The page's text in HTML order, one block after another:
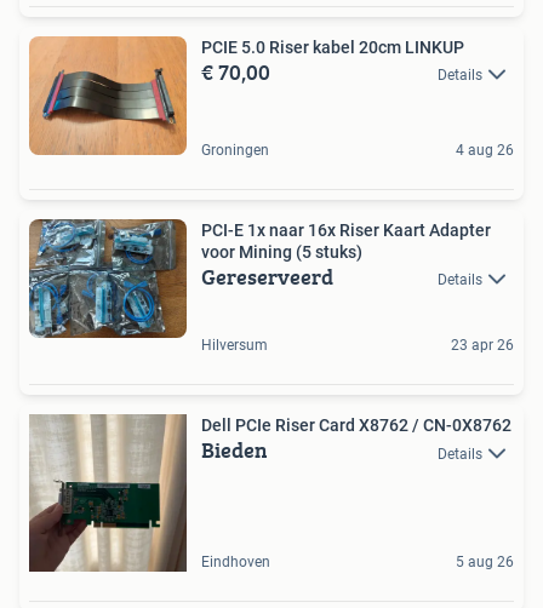
PCIE 5.0 Riser kabel 20cm LINKUP
€ 70,00 Details
Groningen 4 aug 26
PCI-E 1x naar 16x Riser Kaart Adapter
voor Mining (5 stuks)
Gereserveerd Details
Hilversum 23 apr 26
Dell PCIe Riser Card X8762 / CN-0X8762
Bieden Details
Eindhoven 5 aug 26